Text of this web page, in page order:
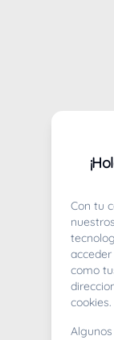
Con tu
como
cookies.